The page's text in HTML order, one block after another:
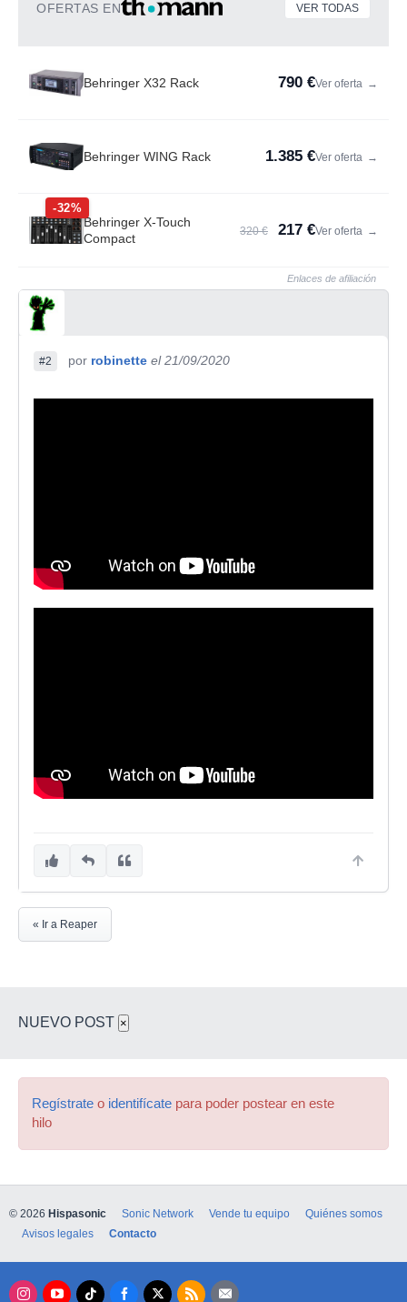
OFERTAS EN VER TODAS
Behringer X32 Rack 790 €Ver oferta →
Behringer WING Rack 1.385 €Ver oferta →
-32%
Behringer X-Touch
Compact
320 € 217 €Ver oferta →
Enlaces de afiliación
#2 por robinette el 21/09/2020
« Ir a Reaper
NUEVO POST ×
Regístrate o identifícate para poder postear en este
hilo
© 2026 Hispasonic Sonic Network Vende tu equipo
Quiénes somos
Avisos legales
Contacto